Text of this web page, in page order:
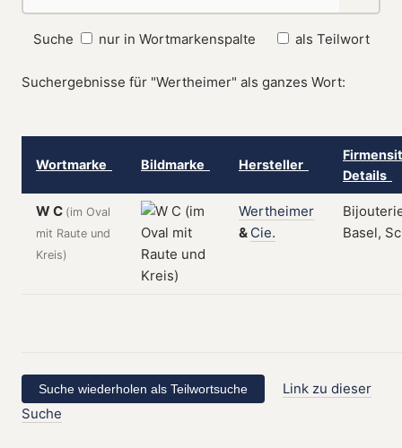
Suche nur in Wortmarkenspalte als Teilwort
Suchergebnisse für "Wertheimer" als ganzes Wort:
Wortmarke Bildmarke Hersteller
Details
W C (im Oval
mit Raute und
Kreis)
Wertheimer
& Cie.
Basel,
Link zu dieser
Suche